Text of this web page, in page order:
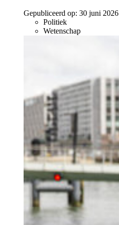
Gepubliceerd op: 30 juni 2026
Politiek
Wetenschap